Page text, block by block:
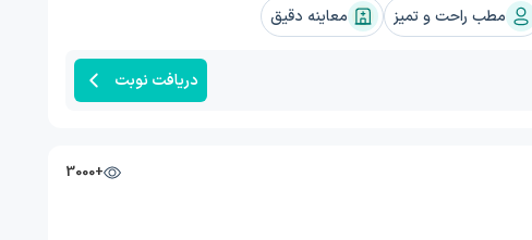
مطب راحت و تمیز معاینه دقیق
دریافت نوبت
+3000